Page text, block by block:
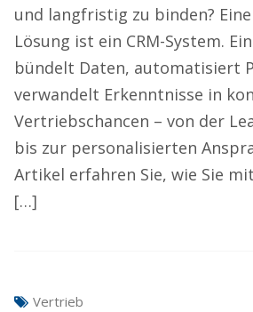
und langfristig zu binden?
Lösung ist ein CRM-System.
bündelt Daten, automatisiert
verwandelt Erkenntnisse in
Vertriebschancen – von der
bis zur personalisierten
Artikel erfahren Sie, wie Sie
[…]
Vertrieb